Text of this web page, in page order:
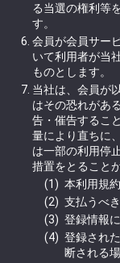
る当選の権利等
す。
会員が会員サー
いて利用者が当
ものとします。
当社は、会員が
はその恐れがあ
告・催告するこ
量により直ちに
は一部の利用停
措置をとること
本利用規
支払うべ
登録情報
登録され
断される